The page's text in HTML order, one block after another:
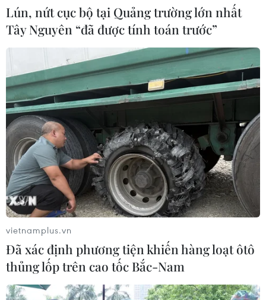
Lún, nứt cục bộ tại Quảng trường lớn nhất
Tây Nguyên “đã được tính toán trước”
vietnamplus.vn
Đã xác định phương tiện khiến hàng loạt ôtô
thủng lốp trên cao tốc Bắc-Nam